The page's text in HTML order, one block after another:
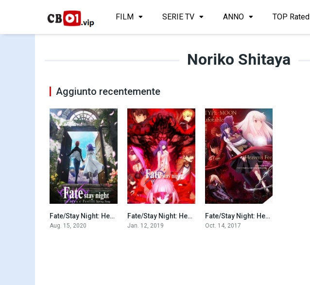
FILM SERIE TV ANNO TOP Rated
Noriko Shitaya
Aggiunto recentemente
8.1
Fate/Stay Night: Heaven’s Feel – III. Spring Song (2020)
Aug. 15, 2020
7.8
Fate/Stay Night: Heaven’s Feel II. Lost Butterfly (2019)
Jan. 12, 2019
7.2
Fate/Stay Night: Heaven’s Feel – I. Presage Flower (2017)
Oct. 14, 2017